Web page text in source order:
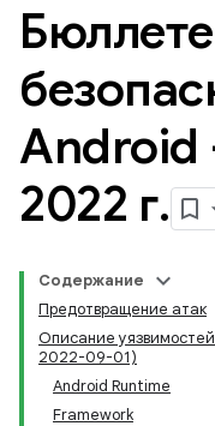
Android
2022 г.
Содержание
Предотвращение атак
Описание
2022-09-01)
Android Runtime
Framework